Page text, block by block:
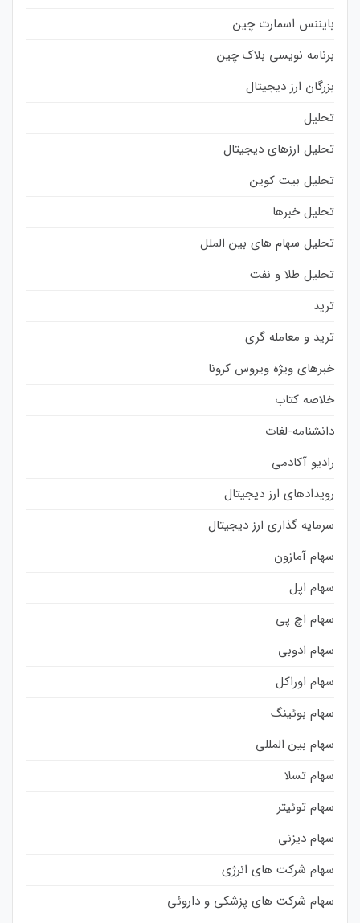
بایننس اسمارت چین
برنامه نویسی بلاک چین
بزرگان ارز دیجیتال
تحلیل
تحلیل ارزهای دیجیتال
تحلیل بیت کوین
تحلیل خبرها
تحلیل سهام های بین الملل
تحلیل طلا و نفت
ترید
ترید و معامله گری
خبرهای ویژه ویروس کرونا
خلاصه کتاب
دانشنامه-لغات
رادیو آکادمی
رویدادهای ارز دیجیتال
سرمایه گذاری ارز دیجیتال
سهام آمازون
سهام اپل
سهام اچ پی
سهام ادوبی
سهام اوراکل
سهام بوئینگ
سهام بین المللی
سهام تسلا
سهام توئیتر
سهام دیزنی
سهام شرکت های انرژی
سهام شرکت های پزشکی و داروئی